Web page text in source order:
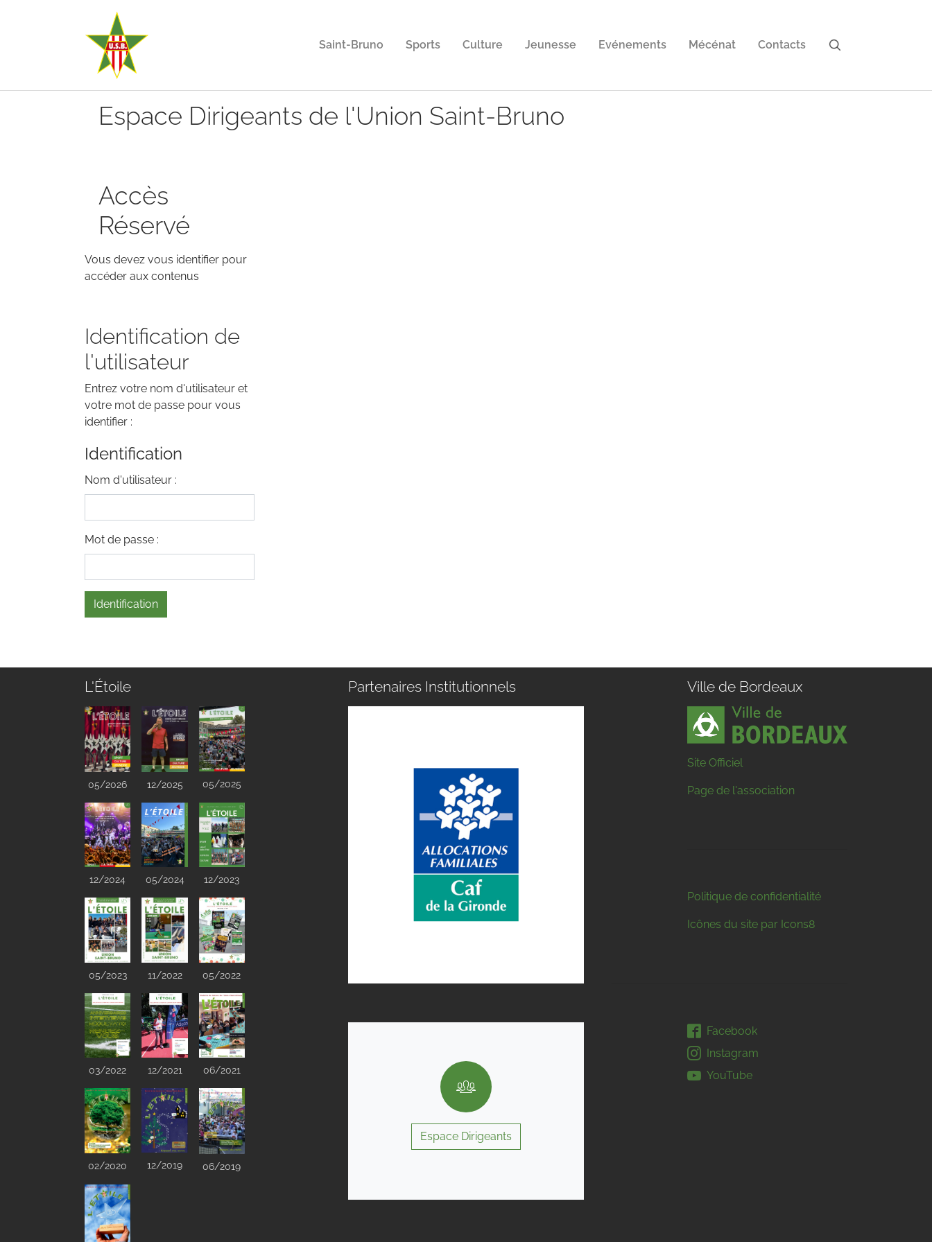
Saint-Bruno Sports Culture Jeunesse Evénements Mécénat Contacts
Espace Dirigeants de l'Union Saint-Bruno
Accès
Réservé
Vous devez vous identifier pour
accéder aux contenus
Identification de
l'utilisateur
Entrez votre nom d'utilisateur et
votre mot de passe pour vous
identifier :
Identification
Nom d'utilisateur :
Mot de passe :
L'Étoile
05/2026 12/2025 05/2025
12/2024 05/2024 12/2023
05/2023 11/2022 05/2022
03/2022 12/2021 06/2021
02/2020 12/2019 06/2019
Partenaires Institutionnels
Espace Dirigeants
Ville de Bordeaux
Site Officiel
Page de l'association
Politique de confidentialité
Icônes du site par Icons8
Facebook
Instagram
YouTube